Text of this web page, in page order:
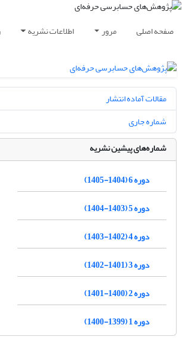
صفحه اصلی مرور اطلاعات نشریه
مقالات آماده انتشار
شماره جاری
شماره‌های پیشین نشریه
دوره 6 (1404-1405)
دوره 5 (1403-1404)
دوره 4 (1402-1403)
دوره 3 (1401-1402)
دوره 2 (1400-1401)
دوره 1 (1399-1400)